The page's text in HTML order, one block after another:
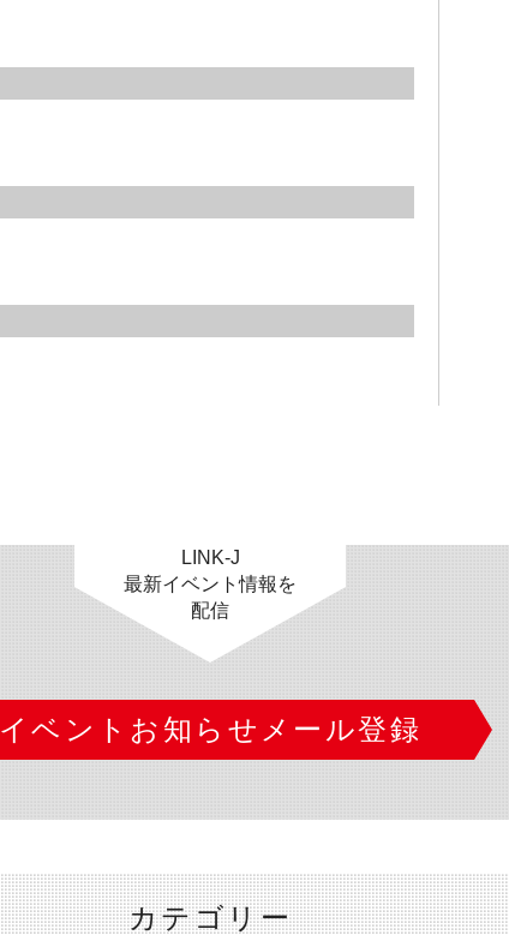
LINK-J
最新イベント情報を
配信
イベントお知らせメール登録
カテゴリー